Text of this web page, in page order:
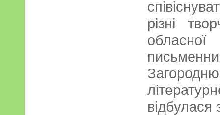
різні
відбулася